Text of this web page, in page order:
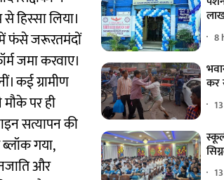
लिया।
में फंसे जरूरतमंदों
जमा करवाए।
कई ग्रामीण
पर ही
सत्यापन की
गया,
और
8
कर